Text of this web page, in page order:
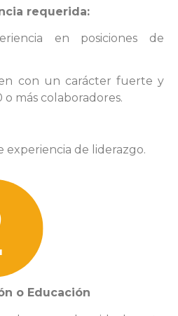
requerida:
en posiciones de
con un carácter fuerte y
más colaboradores.
experiencia de liderazgo.
o Educación